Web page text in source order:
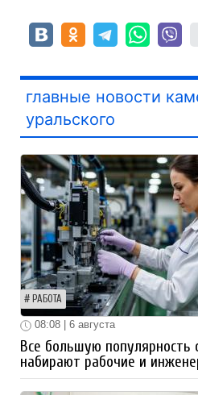
главные новости
уральского
РАБОТА
08:08 | 6 августа
Все большую
набирают рабочие и